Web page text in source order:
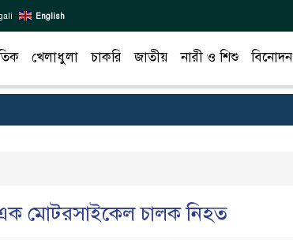
English
খেলাধুলা চাকরি জাতীয় নারী ও শিশু বিনোদন
মোটরসাইকেল চালক নিহত